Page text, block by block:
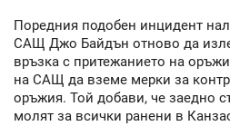
Поредния подобен инцидент
САЩ Джо Байдън отново да
връзка с притежанието на
на САЩ да вземе мерки за
оръжия. Той добави, че заедно
молят за всички ранени в